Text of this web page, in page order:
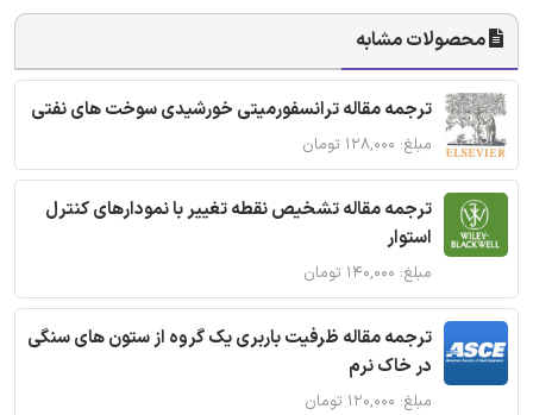
محصولات مشابه
ترجمه مقاله ترانسفورمیتی خورشیدی سوخت های نفتی
مبلغ: ۱۲۸,۰۰۰ تومان
ترجمه مقاله تشخیص نقطه تغییر با نمودارهای کنترل
استوار
مبلغ: ۱۴۰,۰۰۰ تومان
ترجمه مقاله ظرفیت باربری یک گروه از ستون های سنگی
در خاک نرم
مبلغ: ۱۲۰,۰۰۰ تومان